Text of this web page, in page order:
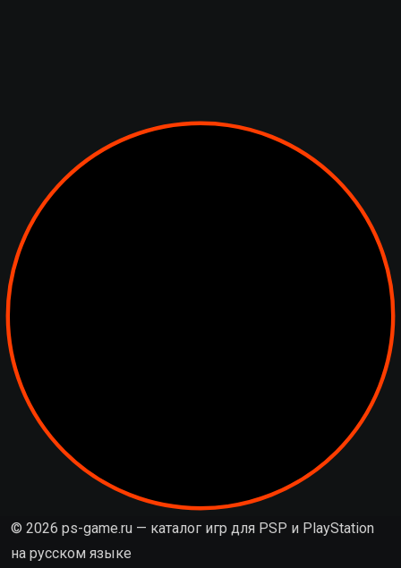
© 2026 ps-game.ru — каталог игр для PSP и PlayStation
на русском языке